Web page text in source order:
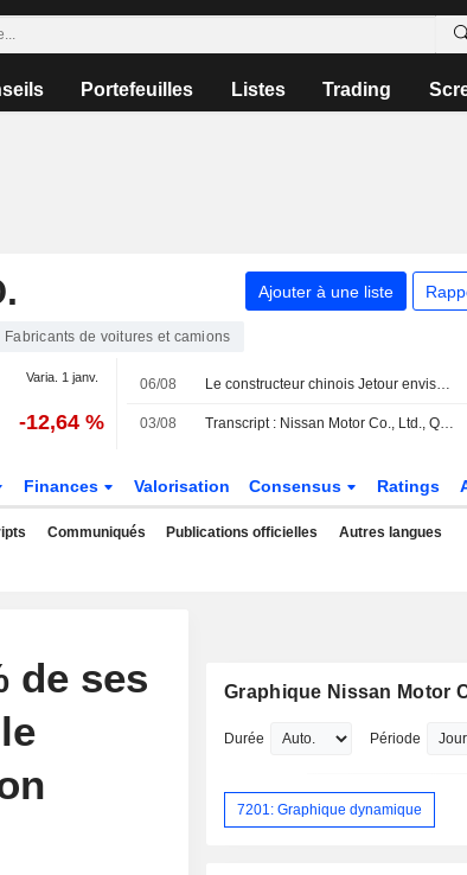
Portefeuilles Listes Trading
Ajouter à une liste
Fabricants de voitures et camions
Varia. 1 janv.
-12,64 %
06/08 Le constructeur chinois Jetour envisage de partager une usine pour produire ses véhicules au Brésil
03/08 Transcript : Nissan Motor Co., Ltd., Q1 2027 Earnings Call, Aug 03, 2026
Finances Valorisation Consensus Ratings
Communiqués Publications officielles Autres langues
de ses
Graphique Nissan Motor
Durée Période
7201: Graphique dynamique